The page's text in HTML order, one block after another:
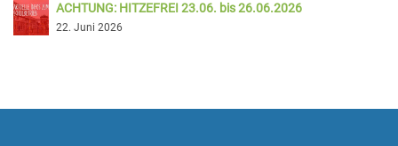
ACHTUNG: HITZEFREI 23.06. bis 26.06.2026
22. Juni 2026